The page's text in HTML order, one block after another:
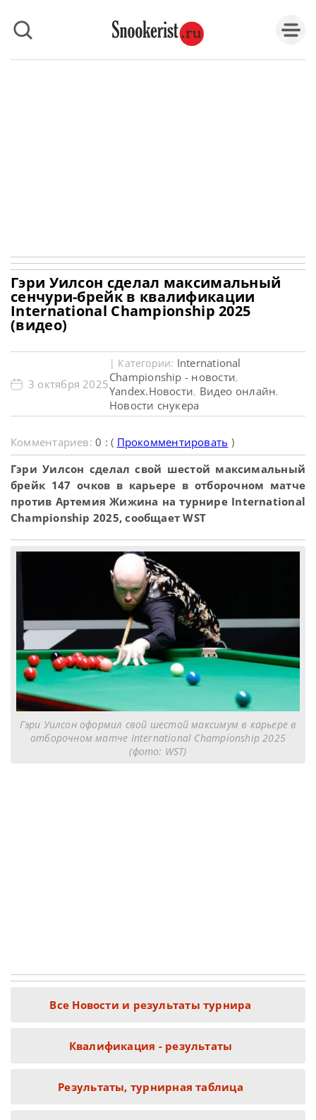
Гэри Уилсон сделал максимальный
сенчури-брейк в квалификации
International Championship 2025
(видео)
3 октября 2025
| Категории: International
Championship - новости,
Yandex.Новости, Видео онлайн,
Новости снукера
Комментариев:0 : ( Прокомментировать )
Гэри Уилсон сделал свой шестой максимальный
брейк 147 очков в карьере в отборочном матче
против Артемия Жижина на турнире International
Championship 2025, сообщает WST
Гэри Уилсон оформил свой шестой максимум в карьере в
отборочном матче International Championship 2025
(фото: WST)
Все Новости и результаты турнира
Квалификация - результаты
Результаты, турнирная таблица